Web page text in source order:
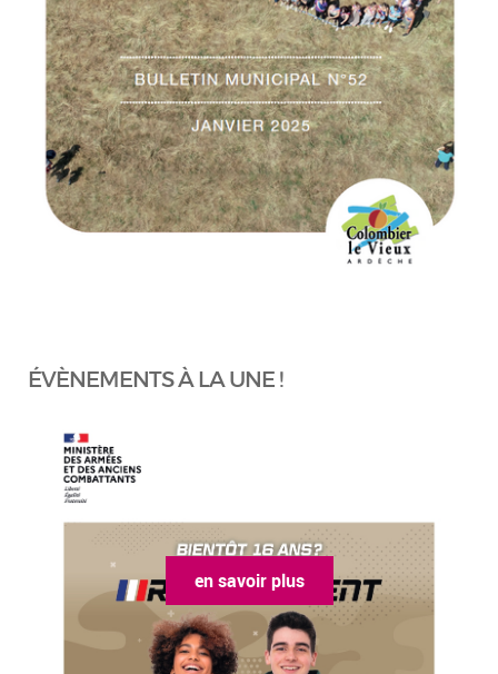
ÉVÈNEMENTS À LA UNE !
en savoir plus